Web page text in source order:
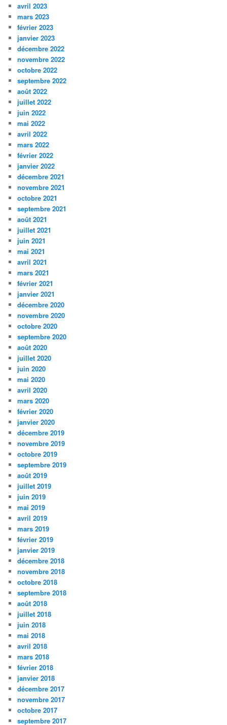
avril 2023
mars 2023
février 2023
janvier 2023
décembre 2022
novembre 2022
octobre 2022
septembre 2022
août 2022
juillet 2022
juin 2022
mai 2022
avril 2022
mars 2022
février 2022
janvier 2022
décembre 2021
novembre 2021
octobre 2021
septembre 2021
août 2021
juillet 2021
juin 2021
mai 2021
avril 2021
mars 2021
février 2021
janvier 2021
décembre 2020
novembre 2020
octobre 2020
septembre 2020
août 2020
juillet 2020
juin 2020
mai 2020
avril 2020
mars 2020
février 2020
janvier 2020
décembre 2019
novembre 2019
octobre 2019
septembre 2019
août 2019
juillet 2019
juin 2019
mai 2019
avril 2019
mars 2019
février 2019
janvier 2019
décembre 2018
novembre 2018
octobre 2018
septembre 2018
août 2018
juillet 2018
juin 2018
mai 2018
avril 2018
mars 2018
février 2018
janvier 2018
décembre 2017
novembre 2017
octobre 2017
septembre 2017